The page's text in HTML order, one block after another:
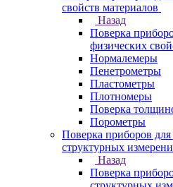
свойств материалов
Назад
Поверка
физических
Нормалемеры
Пенетрометры
Пластометры
Плотномеры
Поверка
Порометры
Поверка приборов
структурных
Назад
Поверка